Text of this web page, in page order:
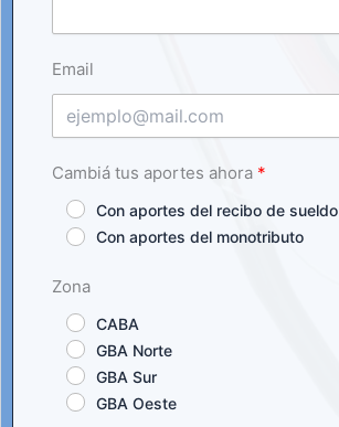
Email
Cambiá tus aportes ahora
Con aportes del recibo de sueldo
Con aportes del monotributo
Zona
CABA
GBA Norte
GBA Sur
GBA Oeste